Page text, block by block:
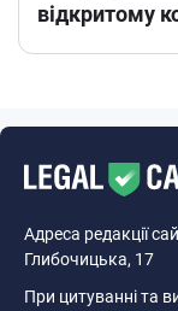
відкритому
Адреса редакції
Глибочицька, 17
При цитуванні та